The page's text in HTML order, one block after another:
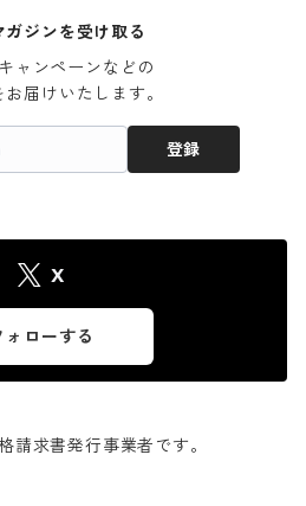
ガジンを受け取る
ャンペーンなどの
届けいたします。
登録
X
ォローする
請求書発行事業者です。